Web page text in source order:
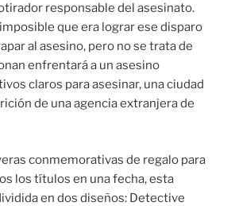
responsable del asesinato.
que era lograr ese disparo
al asesino, pero no se trata de
enfrentará a un asesino
claros para asesinar, una ciudad
de una agencia extranjera de
conmemorativas de regalo para
los títulos en una fecha, esta
en dos diseños: Detective